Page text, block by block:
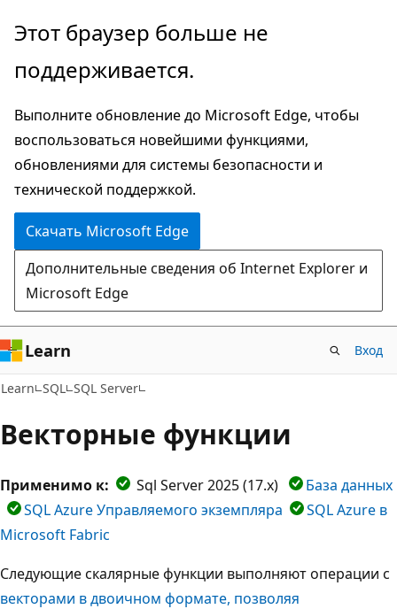
Пропустить
перейти
основному
содержимому
Этот браузер больше не
поддерживается.
Выполните обновление до Microsoft Edge, чтобы
воспользоваться новейшими функциями,
обновлениями для системы безопасности и
технической поддержкой.
Скачать Microsoft Edge
Дополнительные сведения об Internet Explorer и
Microsoft Edge
Learn Вход
Learn SQL SQL Server
Векторные функции
Применимо к: Sql Server 2025 (17.x)
База данных
SQL Azure Управляемого экземпляра
SQL Azure в
Microsoft Fabric
Следующие скалярные функции выполняют операции с
векторами в двоичном формате, позволяя